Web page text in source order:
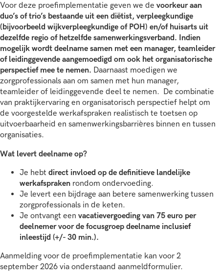
Voor deze proefimplementatie geven we de voorkeur aan
duo’s of trio’s bestaande uit een diëtist, verpleegkundige
(bijvoorbeeld wijkverpleegkundige of POH) en/of huisarts uit
dezelfde regio of hetzelfde samenwerkingsverband. Indien
mogelijk wordt deelname samen met een manager, teamleider
of leidinggevende aangemoedigd om ook het organisatorische
perspectief mee te nemen. Daarnaast moedigen we
zorgprofessionals aan om samen met hun manager,
teamleider of leidinggevende deel te nemen. De combinatie
van praktijkervaring en organisatorisch perspectief helpt om
de voorgestelde werkafspraken realistisch te toetsen op
uitvoerbaarheid en samenwerkingsbarrières binnen en tussen
organisaties.
Wat levert deelname op?
Je hebt direct invloed op de definitieve landelijke
werkafspraken rondom ondervoeding.
Je levert een bijdrage aan betere samenwerking tussen
zorgprofessionals in de keten.
Je ontvangt een vacatievergoeding van 75 euro per
deelnemer voor de focusgroep deelname inclusief
inleestijd (+/- 30 min.).
Aanmelding voor de proefimplementatie kan voor 2
september 2026 via onderstaand aanmeldformulier.